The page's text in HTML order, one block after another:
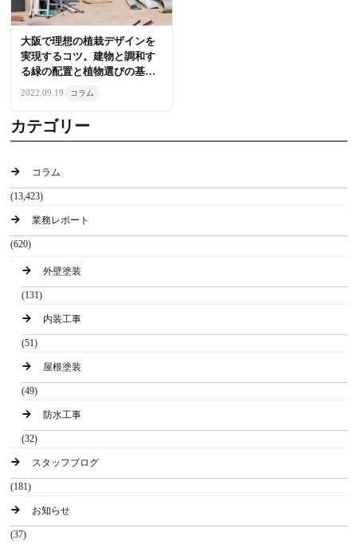
大阪で理想の植栽デザインを
実現するコツ。建物と調和す
る緑の配置と植物選びの基礎
2022.09.19 コラム
カテゴリー
コラム
(13,423)
業務レポート
(620)
外壁塗装
(131)
内装工事
(51)
屋根塗装
(49)
防水工事
(32)
スタッフブログ
(181)
お知らせ
(37)